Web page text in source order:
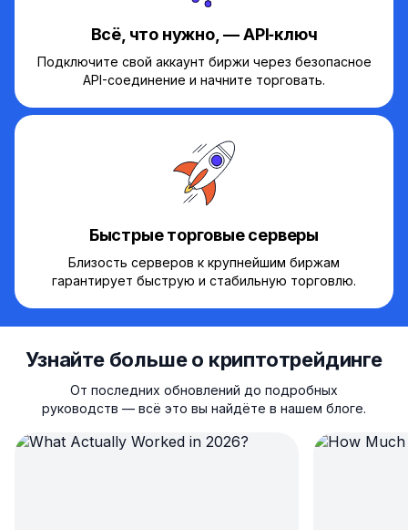
Всё, что нужно, — API‑ключ
Подключите свой аккаунт биржи через безопасное
API-соединение и начните торговать.
Быстрые торговые серверы
Близость серверов к крупнейшим биржам
гарантирует быструю и стабильную торговлю.
Узнайте больше о криптотрейдинге
От последних обновлений до подробных
руководств — всё это вы найдёте в нашем блоге.